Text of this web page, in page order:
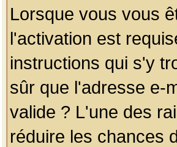
Lorsque vous vous
l'activation est
instructions qui s'y
sûr que l'adresse e-
valide ? L'une des
réduire les chances